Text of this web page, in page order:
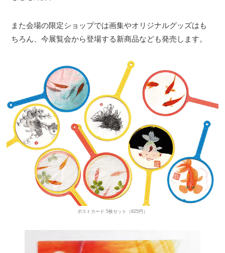
また会場の限定ショップでは画集やオリジナルグッズはも
ちろん、今展覧会から登場する新商品なども発売します。
ポストカード 5枚セット（825円）